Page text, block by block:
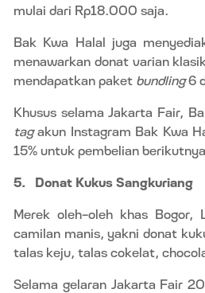
mulai dari Rp18.000 saja.
Bak Kwa Halal juga
menawarkan donat varian
mendapatkan paket bundling6
Khusus selama Jakarta Fair,
tagakun Instagram Bak Kwa
15% untuk pembelian
5.
Donat Kukus Sangkuriang
Merek oleh-oleh khas Bogor,
camilan manis, yakni donat
talas keju, talas cokelat,
Selama gelaran Jakarta Fair